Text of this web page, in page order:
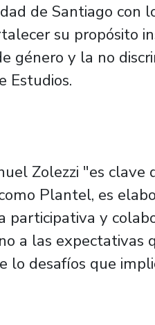
de Santiago con
su propósito
género y la no
Estudios.
Zolezzi "es clave
Plantel, es
participativa y
a las expectativas
lo desafíos que